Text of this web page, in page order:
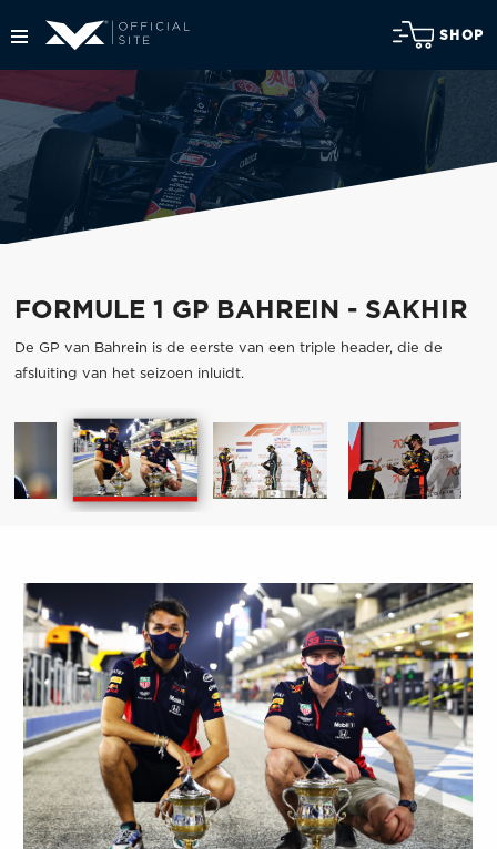
SHOP
FORMULE 1 GP BAHREIN - SAKHIR
De GP van Bahrein is de eerste van een triple header, die de
afsluiting van het seizoen inluidt.